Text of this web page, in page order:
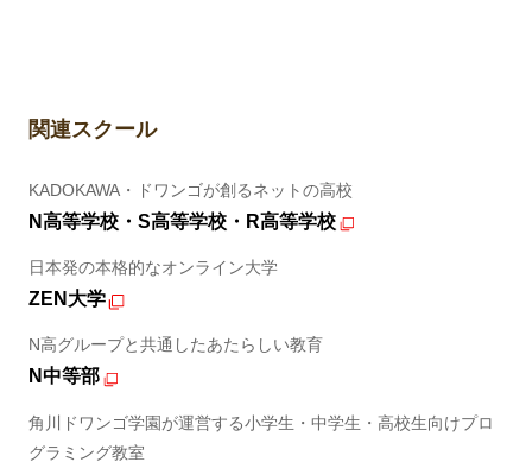
関連スクール
KADOKAWA・ドワンゴが創るネットの高校
N高等学校・S高等学校・R高等学校
日本発の本格的なオンライン大学
ZEN大学
N高グループと共通したあたらしい教育
N中等部
角川ドワンゴ学園が運営する小学生・中学生・高校生向けプロ
グラミング教室